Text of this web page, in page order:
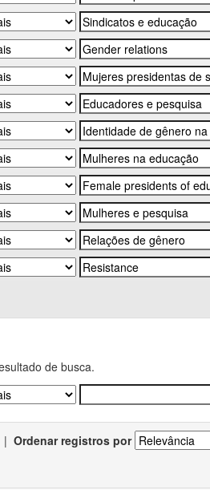
de busca.
| Ordenar registros por